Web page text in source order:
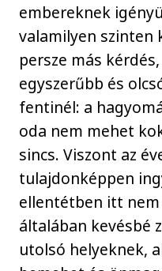
embereknek
valamilyen szinten
persze más
egyszerűbb és
fentinél: a
oda nem mehet
sincs. Viszont az
tulajdonképpen
ellentétben itt
általában kevésbé
utolsó helyeknek,